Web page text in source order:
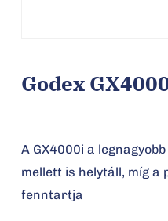
Godex
A GX4000i a
mellett is helytáll, míg a
fenntartja